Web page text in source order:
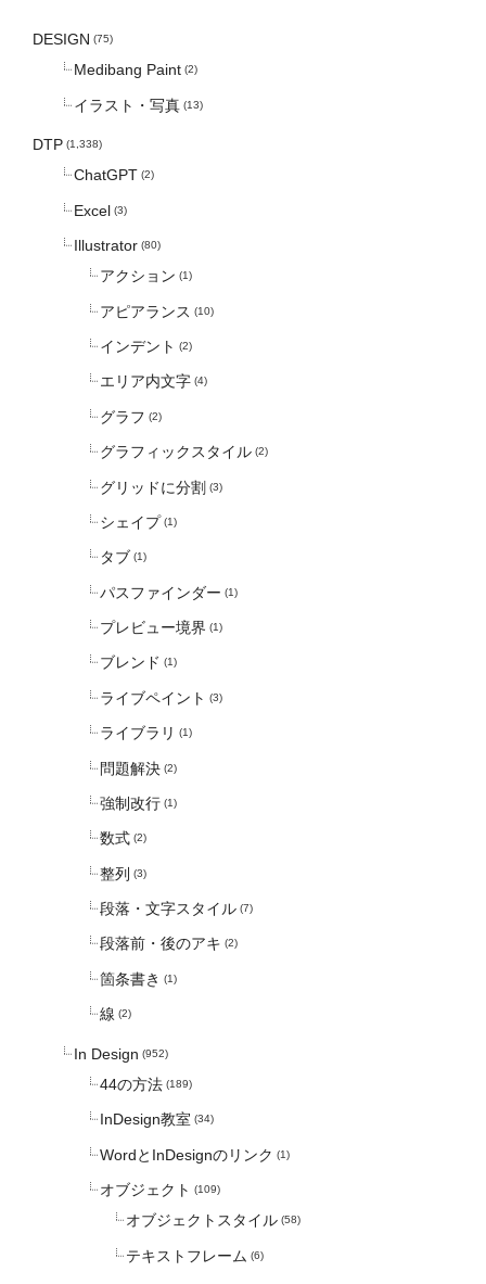
DESIGN (75)
Medibang Paint (2)
イラスト・写真 (13)
DTP (1,338)
ChatGPT (2)
Excel (3)
Illustrator (80)
アクション (1)
アピアランス (10)
インデント (2)
エリア内文字 (4)
グラフ (2)
グラフィックスタイル (2)
グリッドに分割 (3)
シェイプ (1)
タブ (1)
パスファインダー (1)
プレビュー境界 (1)
ブレンド (1)
ライブペイント (3)
ライブラリ (1)
問題解決 (2)
強制改行 (1)
数式 (2)
整列 (3)
段落・文字スタイル (7)
段落前・後のアキ (2)
箇条書き (1)
線 (2)
In Design (952)
44の方法 (189)
InDesign教室 (34)
WordとInDesignのリンク (1)
オブジェクト (109)
オブジェクトスタイル (58)
テキストフレーム (6)